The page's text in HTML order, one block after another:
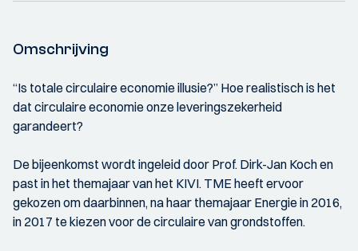
Omschrijving
“Is totale circulaire economie illusie?” Hoe realistisch is het
dat circulaire economie onze leveringszekerheid
garandeert?
De bijeenkomst wordt ingeleid door Prof. Dirk-Jan Koch en
past in het themajaar van het KIVI. TME heeft ervoor
gekozen om daarbinnen, na haar themajaar Energie in 2016,
in 2017 te kiezen voor de circulaire van grondstoffen.